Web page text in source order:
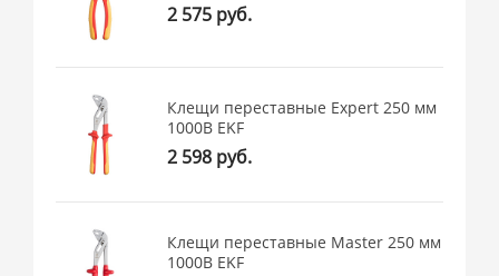
2 575 руб.
Клещи переставные Expert 250 мм
1000В EKF
2 598 руб.
Клещи переставные Master 250 мм
1000В EKF